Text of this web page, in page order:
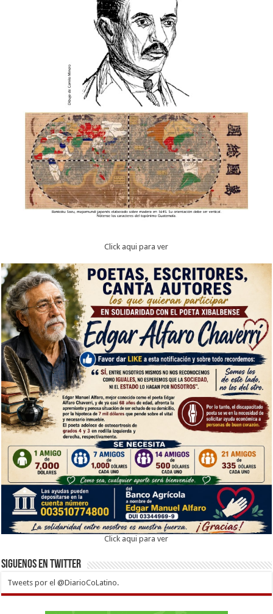
Click aqui para ver
Click aqui para ver
Siguenos en twitter
Tweets por el @DiarioCoLatino.